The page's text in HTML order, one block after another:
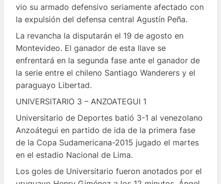
vio su armado defensivo seriamente afectado con
la expulsión del defensa central Agustín Peña.
La revancha la disputarán el 19 de agosto en
Montevideo. El ganador de esta llave se
enfrentará en la segunda fase ante el ganador de
la serie entre el chileno Santiago Wanderers y el
paraguayo Libertad.
UNIVERSITARIO 3 – ANZOATEGUI 1
Universitario de Deportes batió 3-1 al venezolano
Anzoátegui en partido de ida de la primera fase
de la Copa Sudamericana-2015 jugado el martes
en el estadio Nacional de Lima.
Los goles de Universitario fueron anotados por el